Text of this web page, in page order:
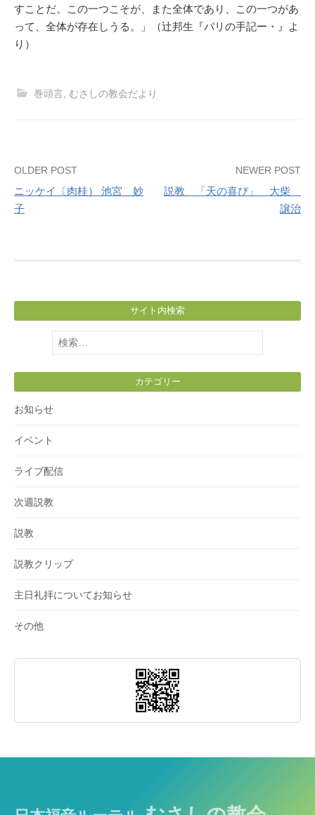
すことだ。この一つこそが、また全体であり、この一つがあ
って、全体が存在しうる。」（辻邦生『パリの手記ー・』よ
り）
巻頭言 むさしの教会だより
Post
navigation
OLDER POST
ニッケイ〔肉桂） 池宮 妙
子
NEWER POST
説教 「天の喜び」 大柴
譲治
サイト内検索
検
索:
カテゴリー
お知らせ
イベント
ライブ配信
次週説教
説教
説教クリップ
主日礼拝についてお知らせ
その他